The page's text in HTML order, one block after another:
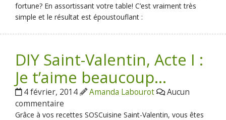
fortune? En assortissant votre table! C’est vraiment très
simple et le résultat est époustouflant :
DIY Saint-Valentin, Acte I :
Je t’aime beaucoup…
4 février, 2014 Amanda Labourot
Aucun
commentaire
Grâce à vos recettes SOSCuisine Saint-Valentin, vous êtes